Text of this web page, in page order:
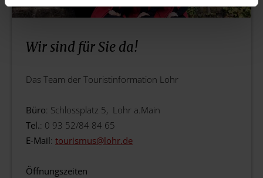
Wir sind für Sie da!
Das Team der Touristinformation Lohr
Büro: Schlossplatz 5, Lohr a.Main
Tel.: 0 93 52/84 84 65
E-Mail: tourismus@lohr.de
Öffnungszeiten